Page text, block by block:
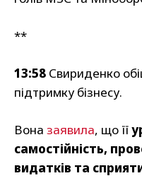
**
13:58 Свириденко
підтримку бізнесу.
Вона заявила, що її
самостійність,
видатків та